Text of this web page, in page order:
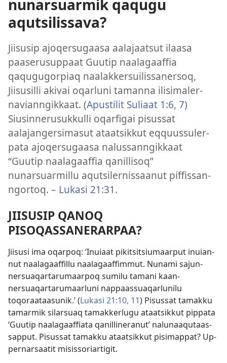
nunarsuarmik qaqugu
aqutsilissava?
Jiisusip ajoqersugaasa aalajaatsut ilaasa
paaserusup­paat Guutip naalagaaf­fia
qaqugugor­piaq naalak­kersuilis­sanersoq,
Jiisusil­li akivai oqarluni taman­na ilisimaler­
navian­ngik­kaat. (Apustilit Suliaat 1:6, 7)
Siusin­nerusuk­kul­li oqarfigai pisus­sat
aalajangersimasut ataatsik­kut eq­quus­suler­
pata ajoqersugaasa nalus­san­ngik­kaat
“Guutip naalagaaf­fia qanil­lisoq”
nunarsuarmil­lu aqutsiler­nis­saanut pif­fis­san­
ngor­toq. – Lukasi 21:31.
JIISUSIP QANOQ
PISOQASSANERARPAA?
Jiisusi ima oqar­poq: ‘Inuiaat pikitsitsiumaar­put inuian­
nut naalagaaf­fil­lu naalagaaf­fim­mut. Nunami sajun­
nersuaqar­tarumaar­poq sumilu tamani kaan­
nersuaqar­tarumaarluni nap­paas­suaqarlunilu
toqoraataasunik.’ (Lukasi 21:10, 11) Pisus­sat tamak­ku
tamarmik silarsuaq tamak­kerlugu ataatsik­kut pip­pata
‘Guutip naalagaaf­fiata qanil­lineranut’ nalunaaqutaas­
sap­put. Pisus­sat tamak­ku ataatsik­kut pisimap­pat? Up­
per­narsaatit misis­soriar­tigit.